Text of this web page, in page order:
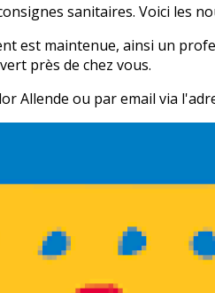
sanitaires. Voici les
est maintenue, ainsi un
près de chez vous.
Allende ou par email via